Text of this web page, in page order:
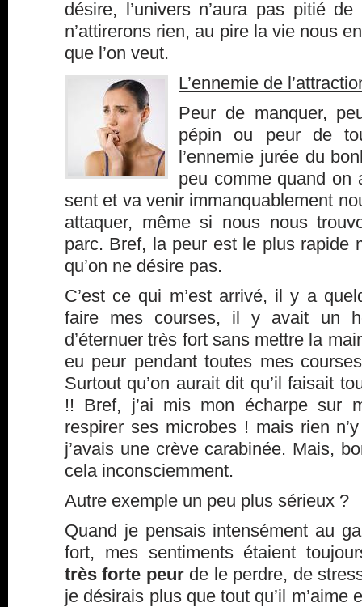
désire, l’univers n’aura pas pitié
n’attirerons rien, au pire la vie nous
que l’on veut.
L’ennemie de
Peur de manquer,
pépin ou peur de
l’ennemie jurée du
peu comme quand on
sent et va venir immanquablement
attaquer, même si nous nous
parc. Bref, la peur est le plus rapide
qu’on ne désire pas.
C’est ce qui m’est arrivé, il y a
faire mes courses, il y avait un
d’éternuer très fort sans mettre la
eu peur pendant toutes mes
Surtout qu’on aurait dit qu’il faisait
!! Bref, j’ai mis mon écharpe sur
respirer ses microbes ! mais rien
j’avais une crève carabinée. Mais,
cela inconsciemment.
Autre exemple un peu plus sérieux ?
Quand je pensais intensément au
fort, mes sentiments étaient
très forte peurde le perdre, de
je désirais plus que tout qu’il